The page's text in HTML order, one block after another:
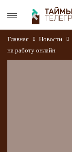
Главная Новости
на работу онлайн